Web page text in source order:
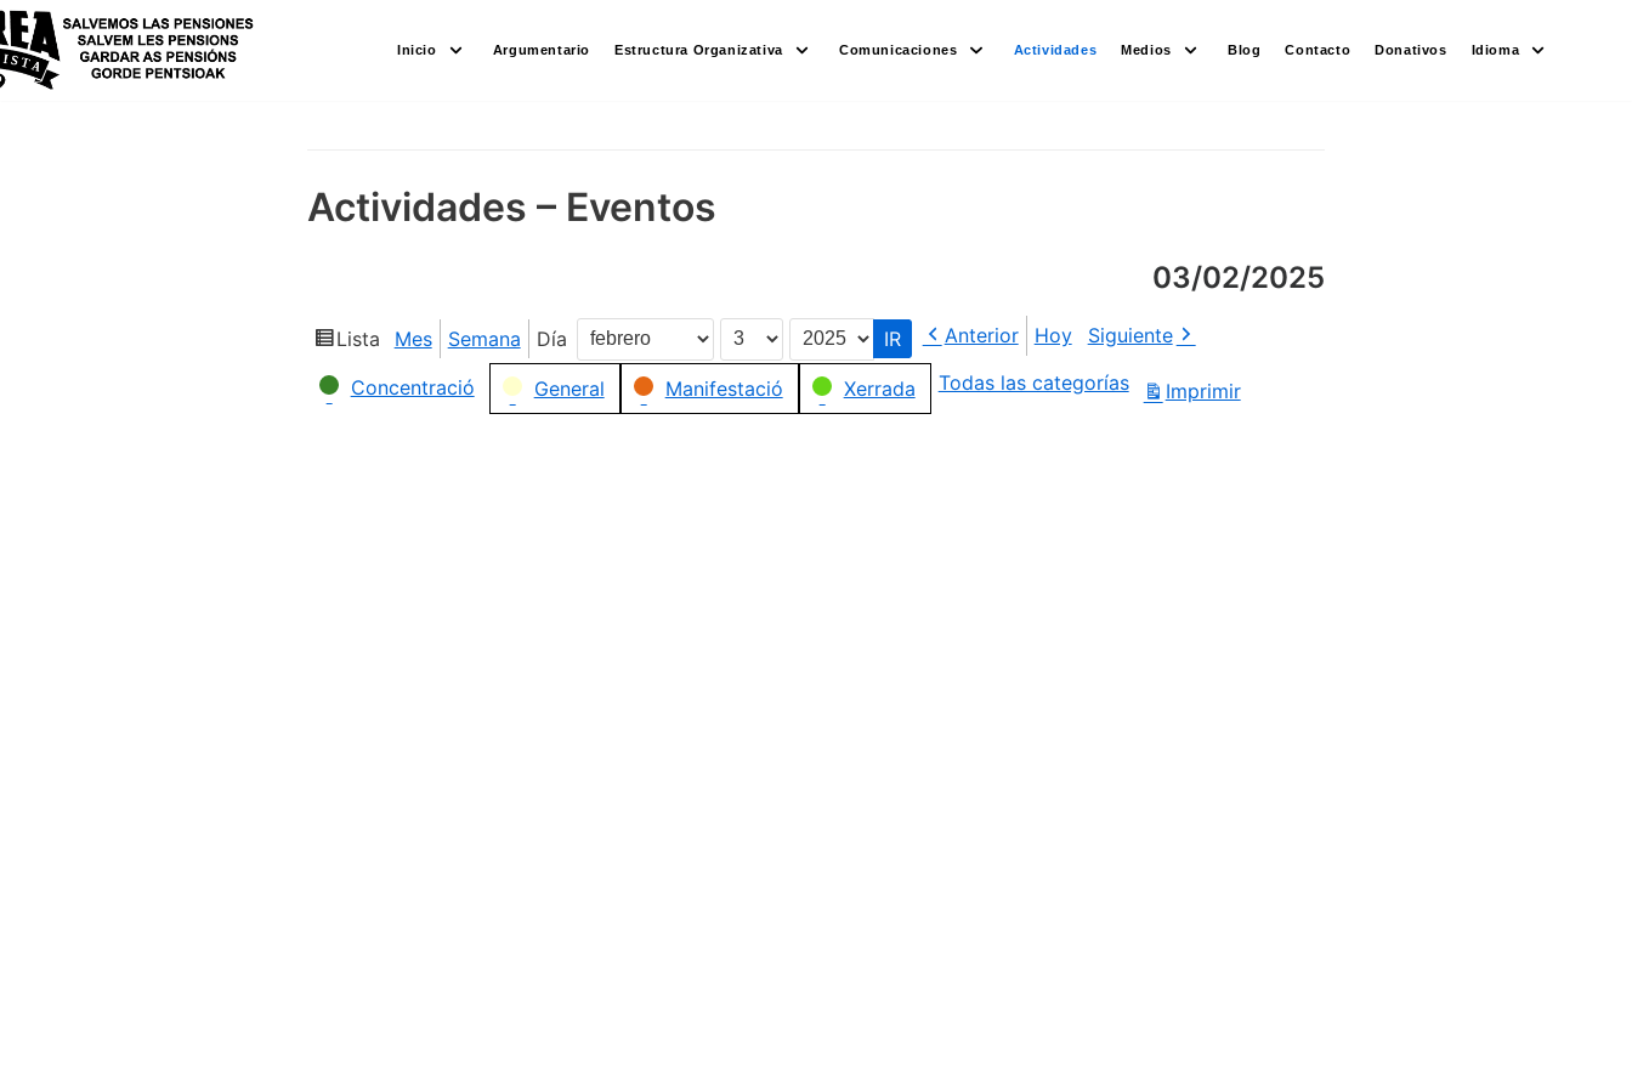
Saltar
al
contenido
Inicio Argumentario Estructura Organizativa Comunicaciones Actividades Medios Blog Contacto Donativos Idioma
Actividades – Eventos
03/02/2025
Ver
Lista Mes Semana Día
Mes
Día
Año
Anterior Hoy
Siguiente
Categorías
Concentració General Manifestació Xerrada Todas las categorías Imprimir